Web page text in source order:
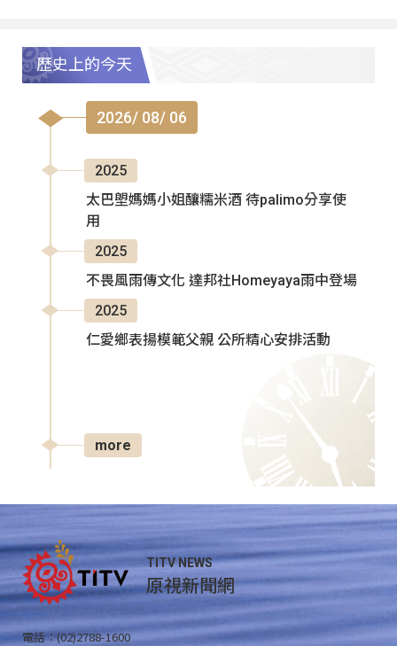
歷史上的今天
2026/ 08/ 06
2025
太巴塱媽媽小姐釀糯米酒 待palimo分享使
用
2025
不畏風雨傳文化 達邦社Homeyaya雨中登場
2025
仁愛鄉表揚模範父親 公所精心安排活動
more
TITV NEWS
原視新聞網
電話：(02)2788-1600